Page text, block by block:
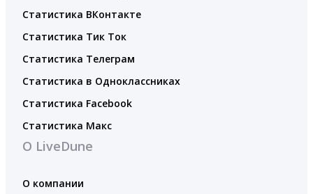
Статистика ВКонтакте
Статистика Тик Ток
Статистика Телеграм
Статистика в Одноклассниках
Статистика Facebook
Статистика Макс
О LiveDune
О компании